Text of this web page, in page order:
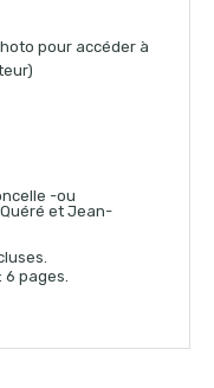
pour accéder à
-ou
et Jean-
pages.